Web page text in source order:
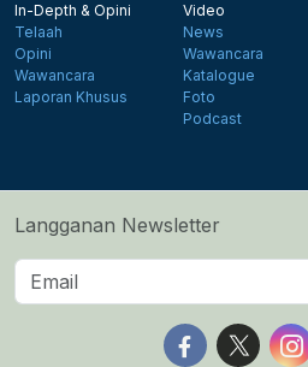
In-Depth & Opini
Telaah
Opini
Wawancara
Laporan Khusus
Video
News
Wawancara
Katalogue
Foto
Podcast
Langganan Newsletter
Follow us